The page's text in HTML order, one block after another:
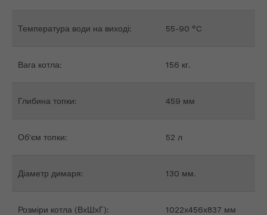
Температура води на виході: 55-90 °C
Вага котла: 156 кг.
Глибина топки: 459 мм
Об'єм топки: 52 л
Діаметр димаря: 130 мм.
Розміри котла (ВхШхГ): 1022х456х837 мм